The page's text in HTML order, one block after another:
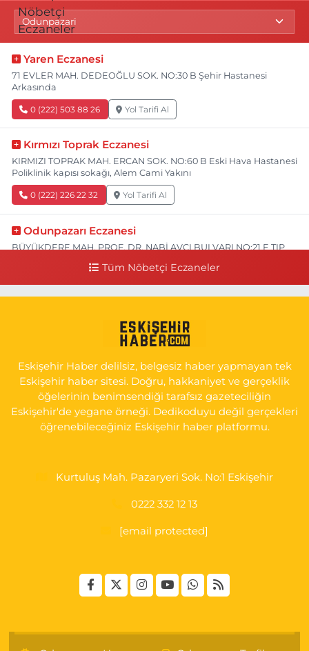
Yaren Eczanesi
71 EVLER MAH. DEDEOĞLU SOK. NO:30 B Şehir Hastanesi
Arkasında
0 (222) 503 88 26 Yol Tarifi Al
Kırmızı Toprak Eczanesi
KIRMIZI TOPRAK MAH. ERCAN SOK. NO:60 B Eski Hava Hastanesi
Poliklinik kapısı sokağı, Alem Cami Yakını
0 (222) 226 22 32 Yol Tarifi Al
Odunpazarı Eczanesi
BÜYÜKDERE MAH. PROF. DR. NABİ AVCI BULVARI NO:21 E TIP
YENİDOĞAN MH.ŞEHİT SERKAN ÖZAYDIN CD.8 B ESKİ DEVLET
0 (222) 237 75 17 Yol Tarifi Al
Tüm Nöbetçi Eczaneler
Eskişehir Haber delilsiz, belgesiz haber yapmayan tek
Eskişehir haber sitesi. Doğru, hakkaniyet ve gerçeklik
öğelerinin benimsendiği tarafsız gazeteciliğin
Eskişehir'de yegane örneği. Dedikoduyu değil gerçekleri
öğrenebileceğiniz Eskişehir haber platformu.
Kurtuluş Mah. Pazaryeri Sok. No:1 Eskişehir
0222 332 12 13
[email protected]